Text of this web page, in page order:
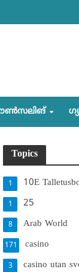
Topics
10E
1
25
1
Arab World
8
casino
171
casino utan
3